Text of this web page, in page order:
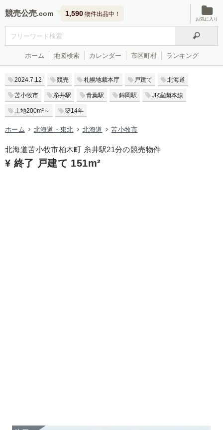
競売公売 1,590 物件出品中！
お気に入り
ホーム 地図検索 カレンダー 市区町村 ランキング
2024.7.12 競売 札幌地裁本庁 戸建て 北海道
苫小牧市 糸井駅 青葉駅 錦岡駅 JR室蘭本線
土地200m²～ 築14年
ホーム 北海道・東北 北海道 苫小牧市
北海道苫小牧市柏木町 糸井駅21分の競売物件
¥ 終了 戸建て 151m²